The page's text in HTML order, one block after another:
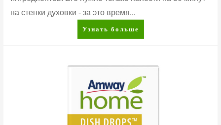
на стенки духовки - за это время...
AMWAY™
Чистящее
шкафов
Узнать больше